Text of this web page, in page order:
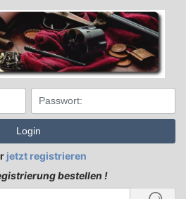
Login
jetzt registrieren
bestellen !